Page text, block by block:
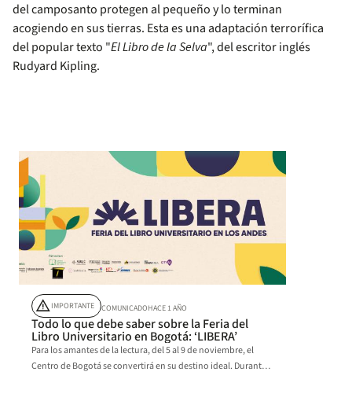
del camposanto protegen al pequeño y lo terminan
acogiendo en sus tierras. Esta es una adaptación terrorífica
del popular texto "El Libro de la Selva", del escritor inglés
Rudyard Kipling.
warningIMPORTANTE COMUNICADOHACE 1 AÑO
Todo lo que debe saber sobre la Feria del
Libro Universitario en Bogotá: ‘LIBERA’
Para los amantes de la lectura, del 5 al 9 de noviembre, el
Centro de Bogotá se convertirá en su destino ideal. Durante 5